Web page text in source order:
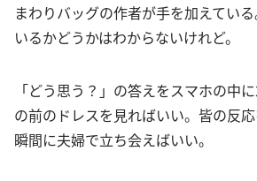
まわりバッグの作者が手を加えてい
いるかどうかはわからないけれど。
「どう思う？」の答えをスマホの中
の前のドレスを見ればいい。皆の反
瞬間に夫婦で立ち会えばいい。